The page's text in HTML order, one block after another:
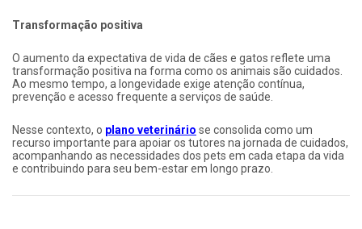
Transformação positiva
O aumento da expectativa de vida de cães e gatos reflete uma
transformação positiva na forma como os animais são cuidados.
Ao mesmo tempo, a longevidade exige atenção contínua,
prevenção e acesso frequente a serviços de saúde.
Nesse contexto, o plano veterinário se consolida como um
recurso importante para apoiar os tutores na jornada de cuidados,
acompanhando as necessidades dos pets em cada etapa da vida
e contribuindo para seu bem-estar em longo prazo.